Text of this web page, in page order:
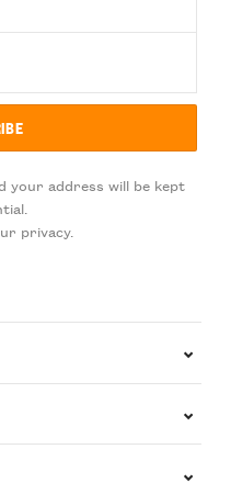
your address will be kept
privacy.